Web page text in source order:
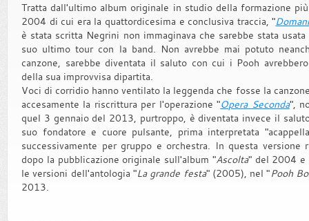
Tratta dall'ultimo album originale in studio della formazione
2004 di cui era la quattordicesima e conclusiva traccia, "
è stata scritta Negrini non immaginava che sarebbe stata
suo ultimo tour con la band. Non avrebbe mai potuto
canzone, sarebbe diventata il saluto con cui i Pooh
della sua improvvisa dipartita.
Voci di corridio hanno ventilato la leggenda che fosse la
accesamente la riscrittura per l'operazione "Opera Seconda",
quel 3 gennaio del 2013, purtroppo, è diventata invece il
suo fondatore e cuore pulsante, prima interpretata
successivamente per gruppo e orchestra. In questa
dopo la pubblicazione originale sull'album "Ascolta" del 2004 e
le versioni dell'antologia "La grande festa" (2005), nel "Pooh
2013.